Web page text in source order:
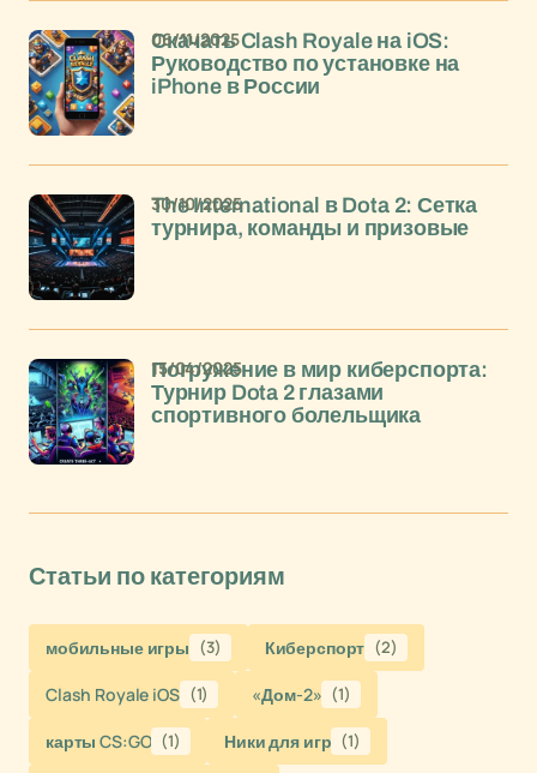
Скачать Clash Royale на iOS:
Руководство по установке на
iPhone в России
06/11/2025
The International в Dota 2: Сетка
турнира, команды и призовые
30/10/2025
Погружение в мир киберспорта:
Турнир Dota 2 глазами
спортивного болельщика
15/04/2025
Статьи по категориям
мобильные игры (3) Киберспорт (2)
Clash Royale iOS (1) «Дом-2» (1)
карты CS:GO (1) Ники для игр (1)